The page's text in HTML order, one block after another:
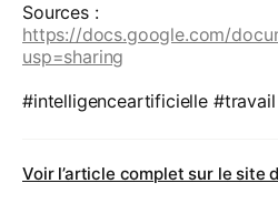
Sources :
https://docs.google.com/
usp=sharing
#intelligenceartificielle
Voir l’article complet sur le site